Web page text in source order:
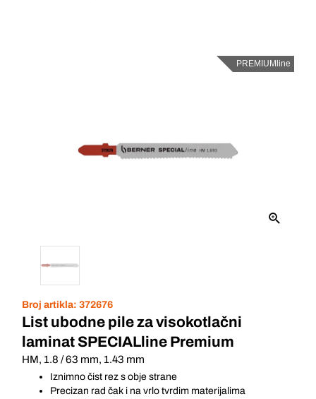
PREMIUMline
Broj artikla: 372676
List ubodne pile za visokotlačni
laminat SPECIALline Premium
HM, 1.8 / 63 mm, 1.43 mm
Iznimno čist rez s obje strane
Precizan rad čak i na vrlo tvrdim materijalima